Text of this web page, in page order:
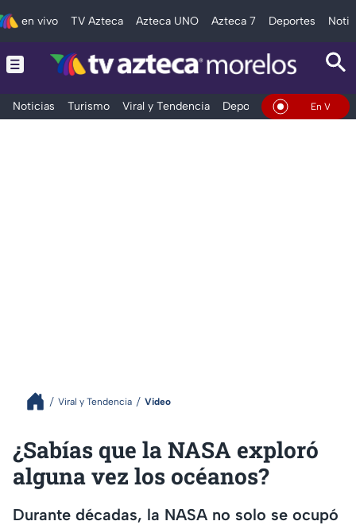
en vivo TV Azteca Azteca UNO Azteca 7 Deportes
Noticias Turismo Viral y Tendencia Deportes Espectáculos
En Vivo
Viral y Tendencia Video
¿Sabías que la NASA exploró
alguna vez los océanos?
Durante décadas, la NASA no solo se ocupó